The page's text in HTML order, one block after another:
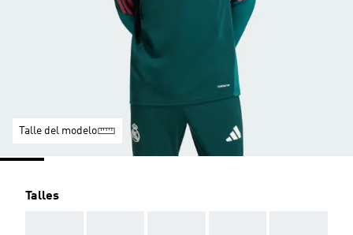
Talle del modelo
Talles